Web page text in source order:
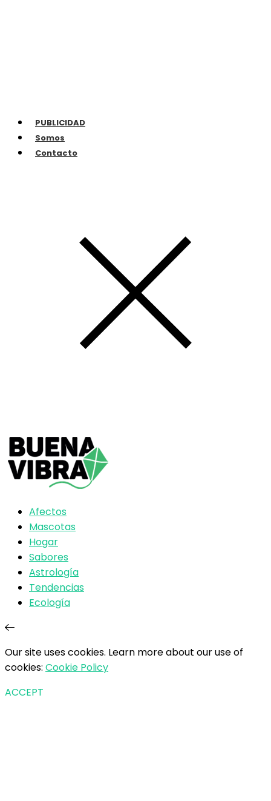
PUBLICIDAD
Somos
Contacto
Afectos
Mascotas
Hogar
Sabores
Astrología
Tendencias
Ecología
Our site uses cookies. Learn more about our use of
cookies: Cookie Policy
ACCEPT